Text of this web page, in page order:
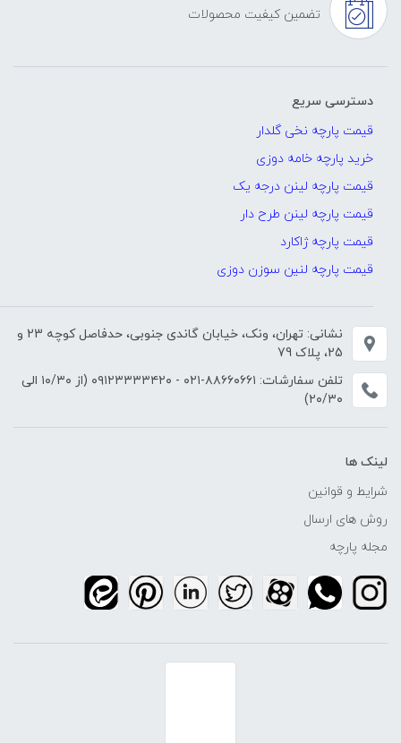
تضمین کیفیت محصولات
دسترسی سریع
قیمت پارچه نخی گلدار
خرید پارچه خامه دوزی
قیمت پارچه لینن درجه یک
قیمت پارچه لینن طرح دار
قیمت پارچه ژاکارد
قیمت پارچه لنین سوزن دوزی
نشانی: تهران، ونک، خیابان گاندی جنوبی، حدفاصل کوچه 23 و
25، پلاک 79
تلفن سفارشات: ۸۸۶۶۰۶۶۱-۰۲۱ - ۰۹۱۲۳۳۳۳۴۲۰
(از ۱۰/۳۰ الی
۲۰/۳۰)
لینک ها
شرایط و قوانین
روش های ارسال
مجله پارچه